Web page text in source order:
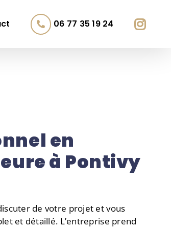
06 77 35 19 24
en
à Pontivy
de votre projet et vous
et détaillé. L’entreprise prend